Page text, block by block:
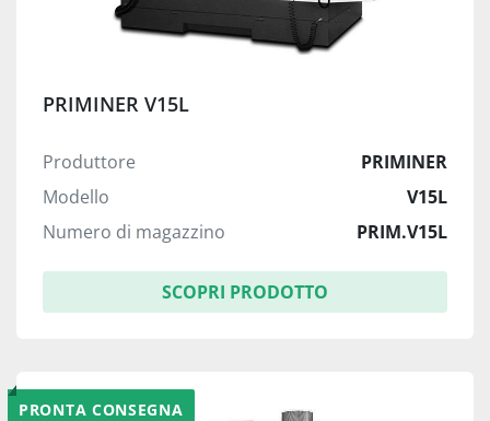
PRIMINER V15L
Produttore
PRIMINER
Modello
V15L
Numero di magazzino
PRIM.V15L
SCOPRI PRODOTTO
PRONTA CONSEGNA